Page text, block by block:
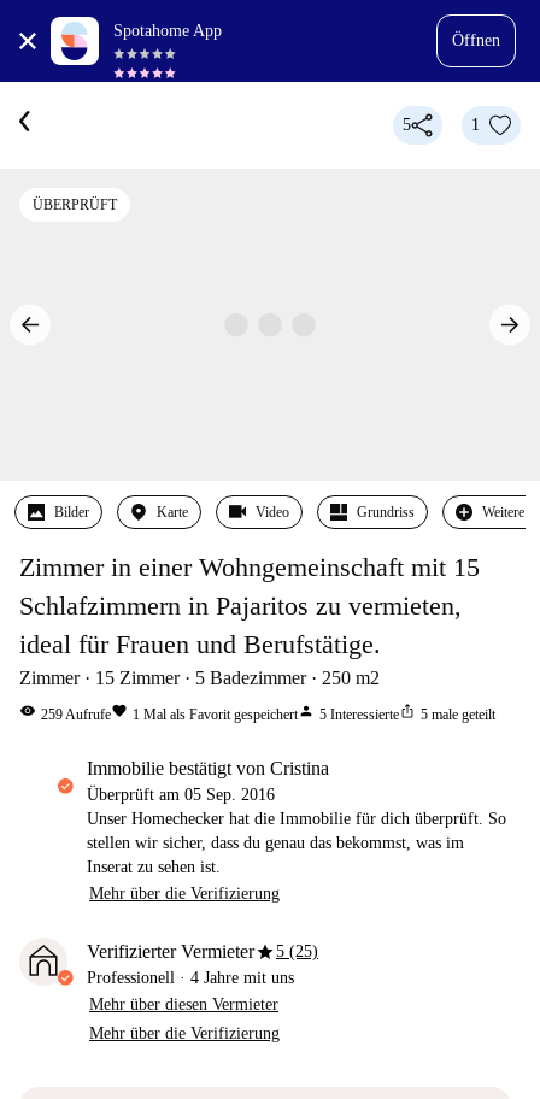
Spotahome App
Öffnen
5 1
ÜBERPRÜFT
Bilder Karte Video Grundriss Weitere
Zimmer in einer Wohngemeinschaft mit 15
Schlafzimmern in Pajaritos zu vermieten,
ideal für Frauen und Berufstätige.
Zimmer 15 Zimmer 5 Badezimmer 250 m2
visibility 259Aufrufefavorite 1 Mal als Favorit gespeichertperson 5 Interessierteios_share 5 male geteilt
Immobilie bestätigt von Cristina
Überprüft am 05 Sep. 2016
Unser Homechecker hat die Immobilie für dich überprüft. So
stellen wir sicher, dass du genau das bekommst, was im
Inserat zu sehen ist.
Mehr über die Verifizierung
Verifizierter Vermieterstar5 (25)
Professionell · 4 Jahre mit uns
Mehr über diesen Vermieter
Mehr über die Verifizierung